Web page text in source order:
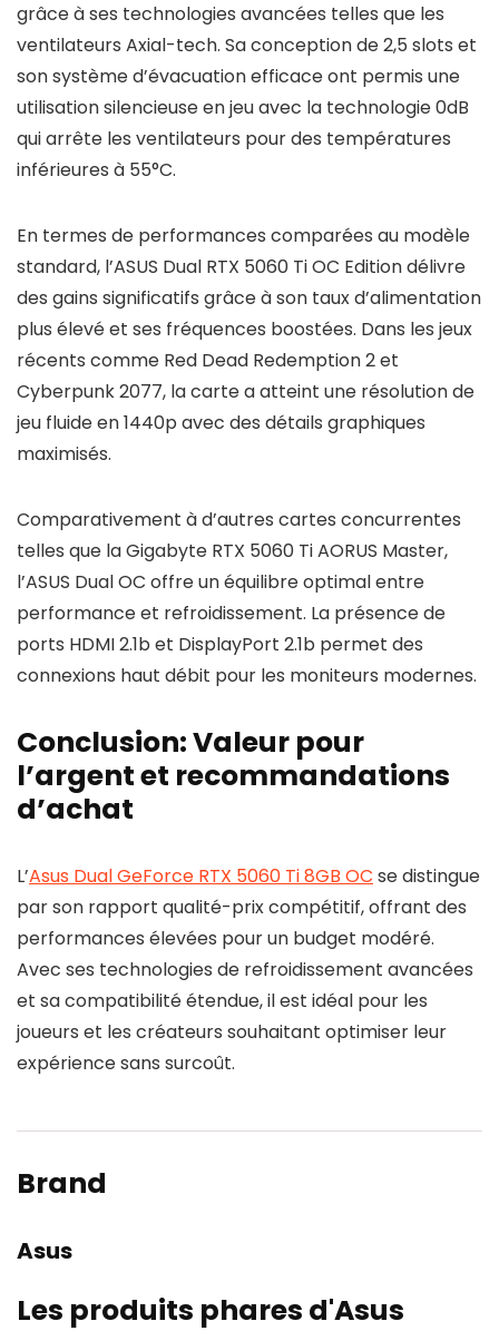
grâce à ses technologies avancées telles que les
ventilateurs Axial-tech. Sa conception de 2,5 slots et
son système d’évacuation efficace ont permis une
utilisation silencieuse en jeu avec la technologie 0dB
qui arrête les ventilateurs pour des températures
inférieures à 55°C.
En termes de performances comparées au modèle
standard, l’ASUS Dual RTX 5060 Ti OC Edition délivre
des gains significatifs grâce à son taux d’alimentation
plus élevé et ses fréquences boostées. Dans les jeux
récents comme Red Dead Redemption 2 et
Cyberpunk 2077, la carte a atteint une résolution de
jeu fluide en 1440p avec des détails graphiques
maximisés.
Comparativement à d’autres cartes concurrentes
telles que la Gigabyte RTX 5060 Ti AORUS Master,
l’ASUS Dual OC offre un équilibre optimal entre
performance et refroidissement. La présence de
ports HDMI 2.1b et DisplayPort 2.1b permet des
connexions haut débit pour les moniteurs modernes.
Conclusion: Valeur pour
l’argent et recommandations
d’achat
L’Asus Dual GeForce RTX 5060 Ti 8GB OC se distingue
par son rapport qualité-prix compétitif, offrant des
performances élevées pour un budget modéré.
Avec ses technologies de refroidissement avancées
et sa compatibilité étendue, il est idéal pour les
joueurs et les créateurs souhaitant optimiser leur
expérience sans surcoût.
Brand
Asus
Les produits phares d'Asus